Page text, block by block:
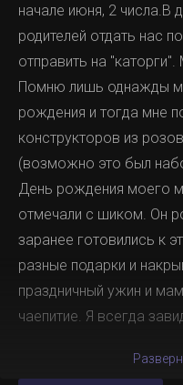
начале июня, 2 числа.В
родителей отдать нас
отправить на
Помню лишь однажды
рождения и тогда мне
конструкторов из
(возможно это был
День рождения моего
отмечали с шиком. Он
заранее готовились к
разные подарки и
праздничный ужин и
чаепитие. Я всегда